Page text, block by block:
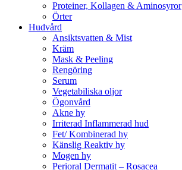
Proteiner, Kollagen & Aminosyror
Örter
Hudvård
Ansiktsvatten & Mist
Kräm
Mask & Peeling
Rengöring
Serum
Vegetabiliska oljor
Ögonvård
Akne hy
Irriterad Inflammerad hud
Fet/ Kombinerad hy
Känslig Reaktiv hy
Mogen hy
Perioral Dermatit – Rosacea